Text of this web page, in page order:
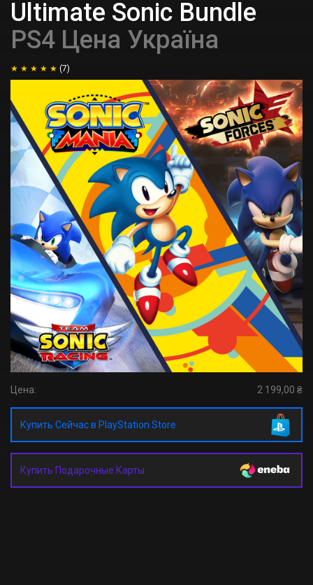
Ultimate Sonic Bundle
PS4 Цена Україна
(7)
Цена: 2 199,00 ₴
Купить Сейчас в PlayStation Store
Купить Подарочные Карты